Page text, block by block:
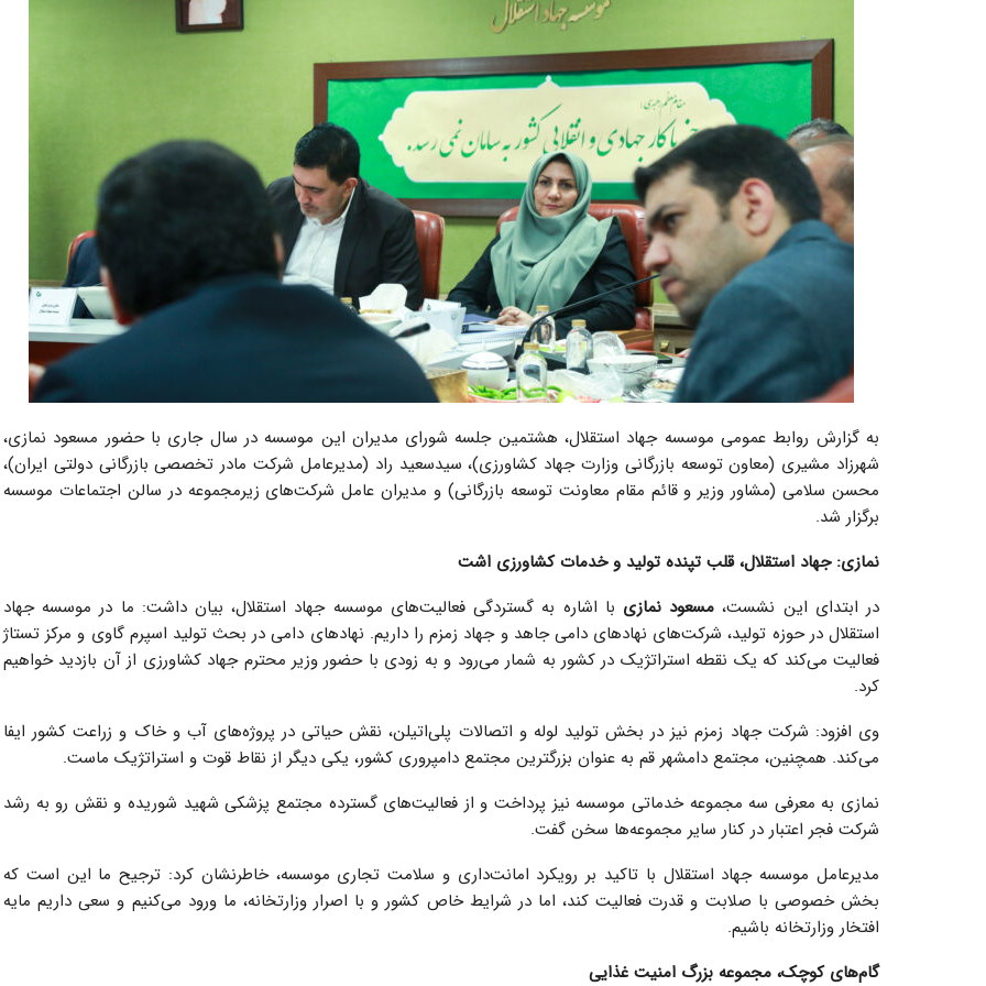
به گزارش روابط عمومی موسسه جهاد استقلال، هشتمین جلسه شورای مدیران این موسسه در سال جاری با حضور مسعود نمازی،
شهرزاد مشیری (معاون توسعه بازرگانی وزارت جهاد کشاورزی)، سیدسعید راد (مدیرعامل شرکت مادر تخصصی بازرگانی دولتی ایران)،
محسن سلامی (مشاور وزیر و قائم مقام معاونت توسعه بازرگانی) و مدیران عامل شرکت‌های زیرمجموعه در سالن اجتماعات موسسه
برگزار شد.
نمازی: جهاد استقلال، قلب تپنده تولید و خدمات کشاورزی اشت
در ابتدای این نشست، مسعود نمازی با اشاره به گستردگی فعالیت‌های موسسه جهاد استقلال، بیان داشت: ما در موسسه جهاد
استقلال در حوزه تولید، شرکت‌های نهادهای دامی جاهد و جهاد زمزم را داریم. نهادهای دامی در بحث تولید اسپرم گاوی و مرکز تستاژ
فعالیت می‌کند که یک نقطه استراتژیک در کشور به شمار می‌رود و به زودی با حضور وزیر محترم جهاد کشاورزی از آن بازدید خواهیم
کرد.
وی افزود: شرکت جهاد زمزم نیز در بخش تولید لوله و اتصالات پلی‌اتیلن، نقش حیاتی در پروژه‌های آب و خاک و زراعت کشور ایفا
می‌کند. همچنین، مجتمع دامشهر قم به عنوان بزرگترین مجتمع دامپروری کشور، یکی دیگر از نقاط قوت و استراتژیک ماست.
نمازی به معرفی سه مجموعه خدماتی موسسه نیز پرداخت و از فعالیت‌های گسترده مجتمع پزشکی شهید شوریده و نقش رو به رشد
شرکت فجر اعتبار در کنار سایر مجموعه‌ها سخن گفت.
مدیرعامل موسسه جهاد استقلال با تاکید بر رویکرد امانت‌داری و سلامت تجاری موسسه، خاطرنشان کرد: ترجیح ما این است که
بخش خصوصی با صلابت و قدرت فعالیت کند، اما در شرایط خاص کشور و با اصرار وزارتخانه، ما ورود می‌کنیم و سعی داریم مایه
افتخار وزارتخانه باشیم.
گام‌های کوچک، مجموعه بزرگ امنیت غذایی